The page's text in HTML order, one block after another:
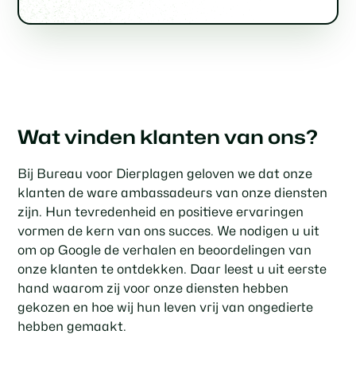
Wat vinden klanten van ons?
Bij Bureau voor Dierplagen geloven we dat onze
klanten de ware ambassadeurs van onze diensten
zijn. Hun tevredenheid en positieve ervaringen
vormen de kern van ons succes. We nodigen u uit
om op Google de verhalen en beoordelingen van
onze klanten te ontdekken. Daar leest u uit eerste
hand waarom zij voor onze diensten hebben
gekozen en hoe wij hun leven vrij van ongedierte
hebben gemaakt.